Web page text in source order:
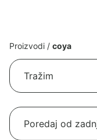
Proizvodi / coya